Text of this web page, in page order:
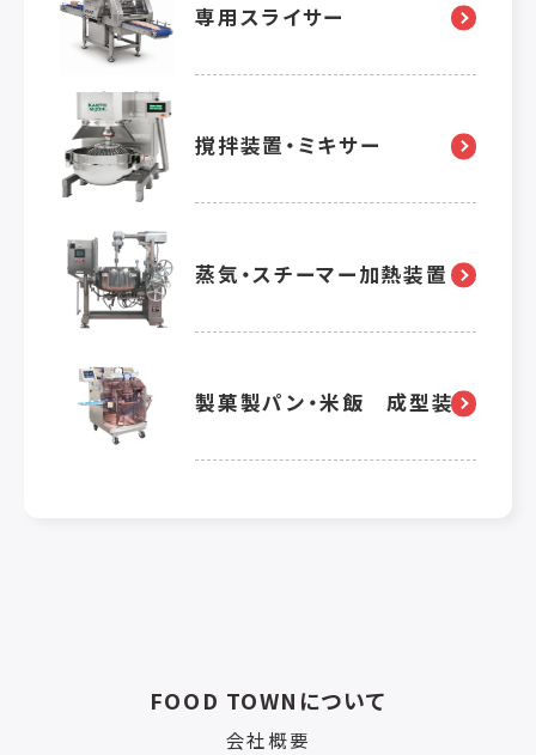
専用スライサー
撹拌装置・ミキサー
蒸気・スチーマー加熱装置
製菓製パン・米飯 成型装置
FOOD TOWNについて
会社概要